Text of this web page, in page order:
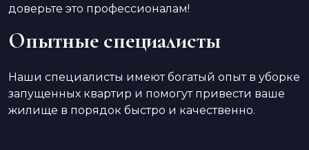
доверьте это профессионалам!
Опытные специалисты
Наши специалисты имеют богатый опыт в уборке
запущенных квартир и помогут привести ваше
жилище в порядок быстро и качественно.